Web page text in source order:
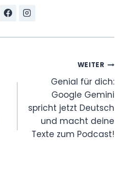
WEITER
Genial für dich:
Google Gemini
spricht jetzt Deutsch
und macht deine
Texte zum Podcast!